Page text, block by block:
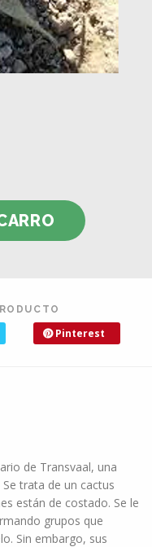
Pinterest
de Transvaal, una
trata de un cactus
están de costado. Se le
grupos que
Sin embargo, sus